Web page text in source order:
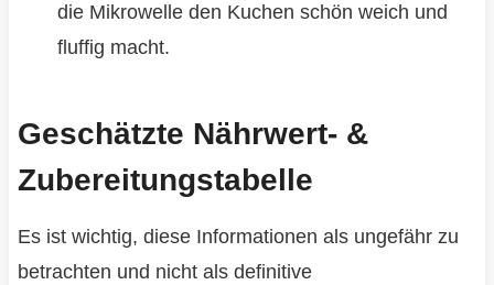
die Mikrowelle den Kuchen schön weich und
fluffig macht.
Geschätzte Nährwert- &
Zubereitungstabelle
Es ist wichtig, diese Informationen als ungefähr zu
betrachten und nicht als definitive